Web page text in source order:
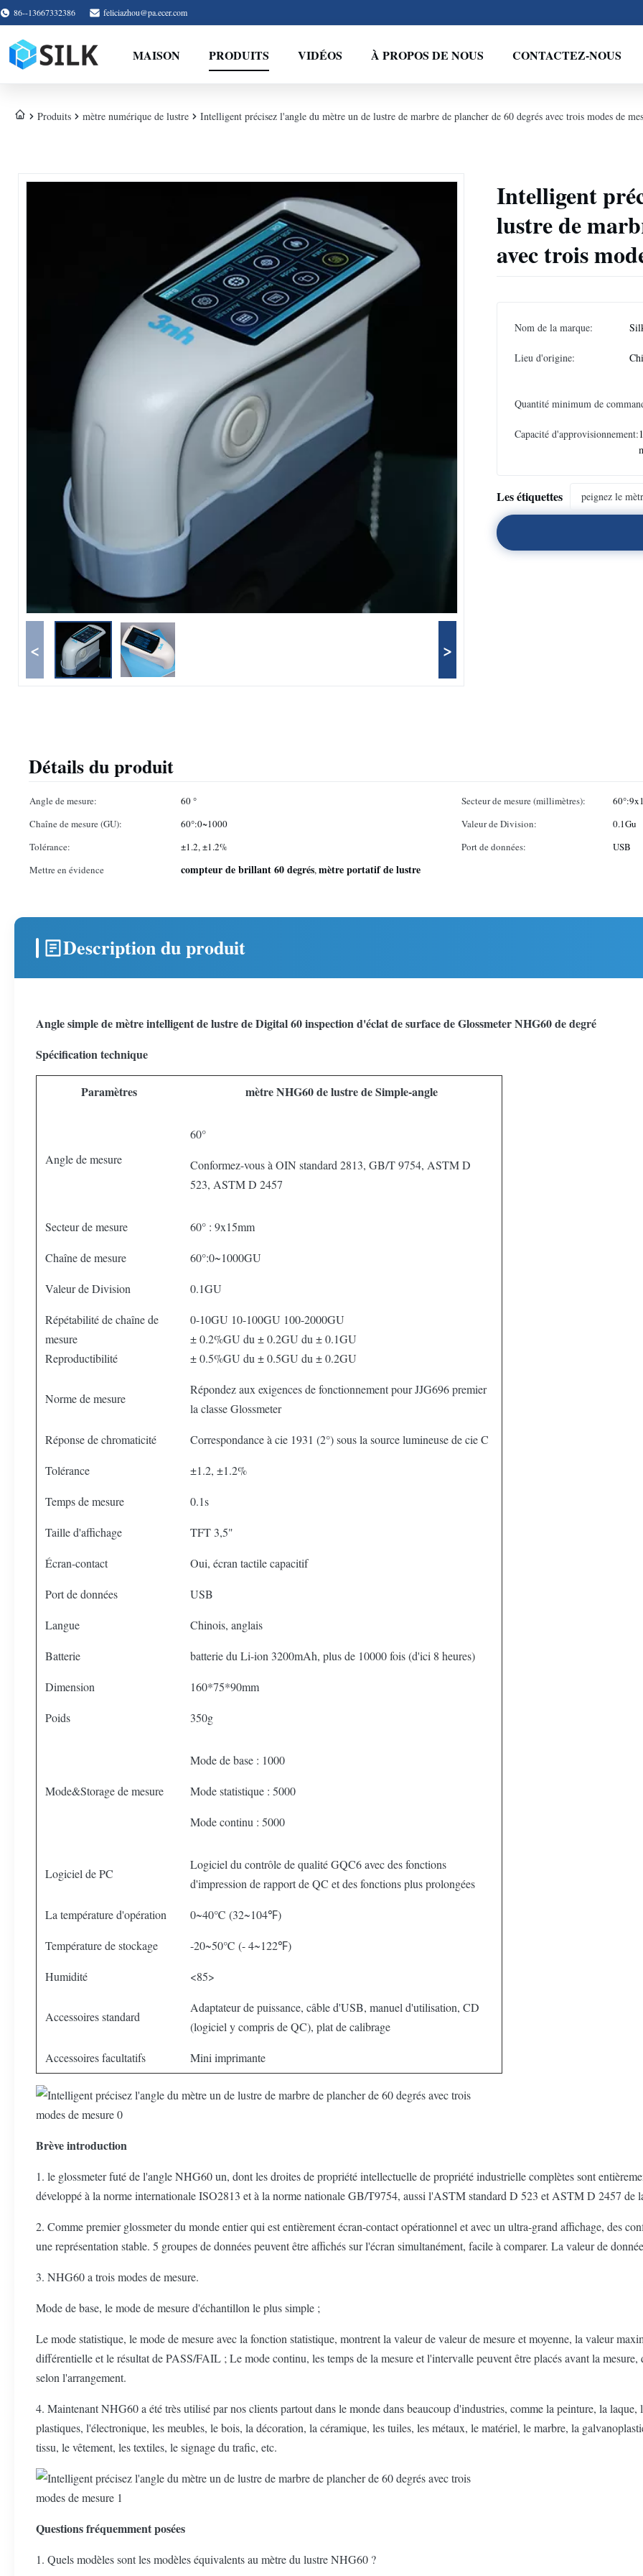
86--13667332386 feliciazhou@pa.ecer.com
MAISON PRODUITS VIDÉOS À PROPOS DE NOUS CONTACTEZ-NOUS
Produits mètre numérique de lustre Intelligent précisez l'angle du mètre un de lustre de marbre de plancher de 60 degrés avec trois modes de
< >
Intelligent
lustre de
avec trois
Nom de la marque:
Lieu d'origine:
Quantité minimum de
Capacité d'approvisionnement:
Les étiquettes peignez le
Détails du produit
Angle de mesure: 60 ° Secteur de mesure (millimètres):
Chaîne de mesure (GU):
60°:0~1000 Valeur de Division:
0.1Gu
Tolérance:
±1.2, ±1.2% Port de données:
USB
Mettre en évidence
compteur de brillant 60 degrés,mètre portatif de lustre
Description du produit
Angle simple de mètre intelligent de lustre de Digital 60 inspection d'éclat de surface de Glossmeter NHG60 de degré
Spécification technique
Paramètres mètre NHG60 de lustre de Simple-angle
Angle de mesure
60°
Conformez-vous à OIN standard 2813, GB/T 9754, ASTM D
523, ASTM D 2457
Secteur de mesure 60° : 9x15mm
Chaîne de mesure 60°:0~1000GU
Valeur de Division 0.1GU
Répétabilité de chaîne de
mesure
Reproductibilité
0-10GU 10-100GU 100-2000GU
± 0.2%GU du ± 0.2GU du ± 0.1GU
± 0.5%GU du ± 0.5GU du ± 0.2GU
Norme de mesure
Répondez aux exigences de fonctionnement pour JJG696 premier
la classe Glossmeter
Réponse de chromaticité Correspondance à cie 1931 (2°) sous la source lumineuse de cie C
Tolérance ±1.2, ±1.2%
Temps de mesure 0.1s
Taille d'affichage TFT 3,5"
Écran-contact Oui, écran tactile capacitif
Port de données USB
Langue Chinois, anglais
Batterie batterie du Li-ion 3200mAh, plus de 10000 fois (d'ici 8 heures)
Dimension 160*75*90mm
Poids 350g
Mode&Storage de mesure
Mode de base : 1000
Mode statistique : 5000
Mode continu : 5000
Logiciel de PC
Logiciel du contrôle de qualité GQC6 avec des fonctions
d'impression de rapport de QC et des fonctions plus prolongées
La température d'opération 0~40℃ (32~104℉)
Température de stockage -20~50℃ (- 4~122℉)
Humidité <85>
Accessoires standard
Adaptateur de puissance, câble d'USB, manuel d'utilisation, CD
(logiciel y compris de QC), plat de calibrage
Accessoires facultatifs Mini imprimante
Brève introduction
1. le glossmeter futé de l'angle NHG60 un, dont les droites de propriété intellectuelle de propriété industrielle complètes sont
développé à la norme internationale ISO2813 et à la norme nationale GB/T9754, aussi l'ASTM standard D 523 et ASTM D 2457 de
2. Comme premier glossmeter du monde entier qui est entièrement écran-contact opérationnel et avec un ultra-grand affichage, des
une représentation stable. 5 groupes de données peuvent être affichés sur l'écran simultanément, facile à comparer. La valeur de
3. NHG60 a trois modes de mesure.
Mode de base, le mode de mesure d'échantillon le plus simple ;
Le mode statistique, le mode de mesure avec la fonction statistique, montrent la valeur de valeur de mesure et moyenne, la valeur
différentielle et le résultat de PASS/FAIL ; Le mode continu, les temps de la mesure et l'intervalle peuvent être placés avant la
selon l'arrangement.
4. Maintenant NHG60 a été très utilisé par nos clients partout dans le monde dans beaucoup d'industries, comme la peinture, la
plastiques, l'électronique, les meubles, le bois, la décoration, la céramique, les tuiles, les métaux, le matériel, le marbre, la
tissu, le vêtement, les textiles, le signage du trafic, etc.
Questions fréquemment posées
1. Quels modèles sont les modèles équivalents au mètre du lustre NHG60 ?